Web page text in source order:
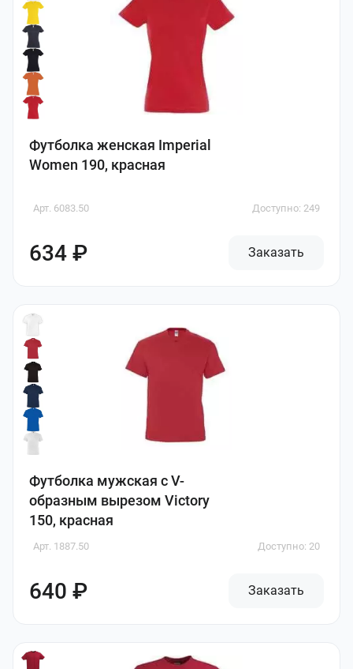
Футболка женская Imperial
Women 190, красная
Арт. 6083.50 Доступно: 249
634 ₽ Заказать
Футболка мужская с V-
образным вырезом Victory
150, красная
Арт. 1887.50 Доступно: 20
640 ₽ Заказать